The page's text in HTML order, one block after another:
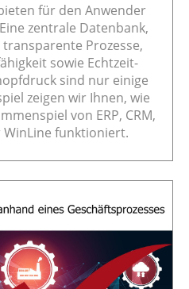
für den Anwender
zentrale Datenbank,
Prozesse,
sowie Echtzeit-
sind nur einige
zeigen wir Ihnen, wie
von ERP, CRM,
WinLine funktioniert.